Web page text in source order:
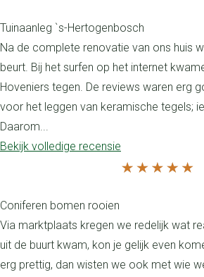
Tuinaanleg `s-Hertogenbosch
Na de complete renovatie van ons huis
beurt. Bij het surfen op het internet
Hoveniers tegen. De reviews waren erg
voor het leggen van keramische tegels;
Daarom...
Bekijk volledige recensie
Coniferen bomen rooien
Via marktplaats kregen we redelijk wat
uit de buurt kwam, kon je gelijk even
erg prettig, dan wisten we ook met wie